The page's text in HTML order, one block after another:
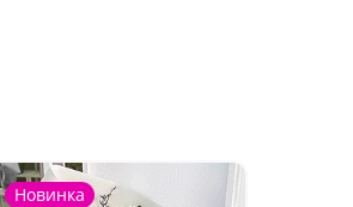
Новинка